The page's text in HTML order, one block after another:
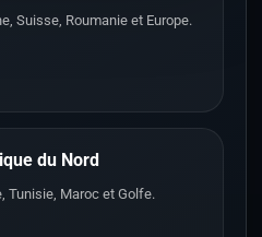
Suisse, Roumanie et Europe.
du Nord
Tunisie, Maroc et Golfe.